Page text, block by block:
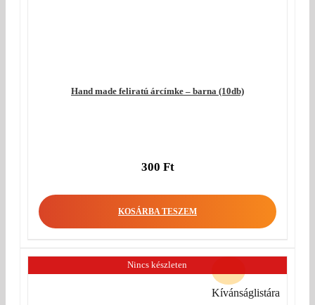
Hand made feliratú árcímke – barna (10db)
300 Ft
KOSÁRBA TESZEM
Nincs készleten
Kívánságlistára